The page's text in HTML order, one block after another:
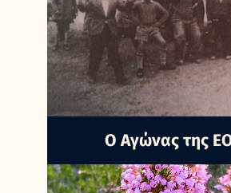
Ο Αγώνας της